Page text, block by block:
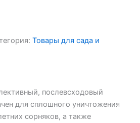
Товары для сада и
послевсходовый
для сплошного уничтожения
сорняков, а также